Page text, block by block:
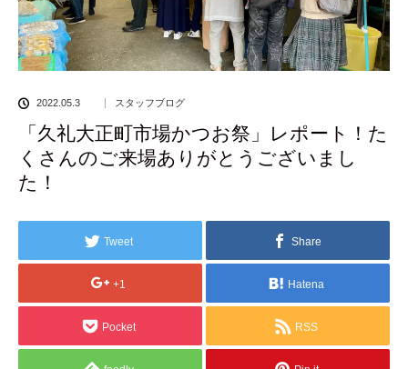
2022.05.3 スタッフブログ
「久礼大正町市場かつお祭」レポート！た
くさんのご来場ありがとうございまし
た！
Tweet Share
+1 Hatena
Pocket RSS